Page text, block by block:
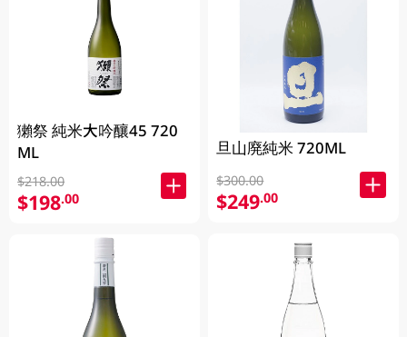
獺祭 純米大吟釀45 720
ML
$218.00
$198.00
旦山廃純米 720ML
$300.00
$249.00